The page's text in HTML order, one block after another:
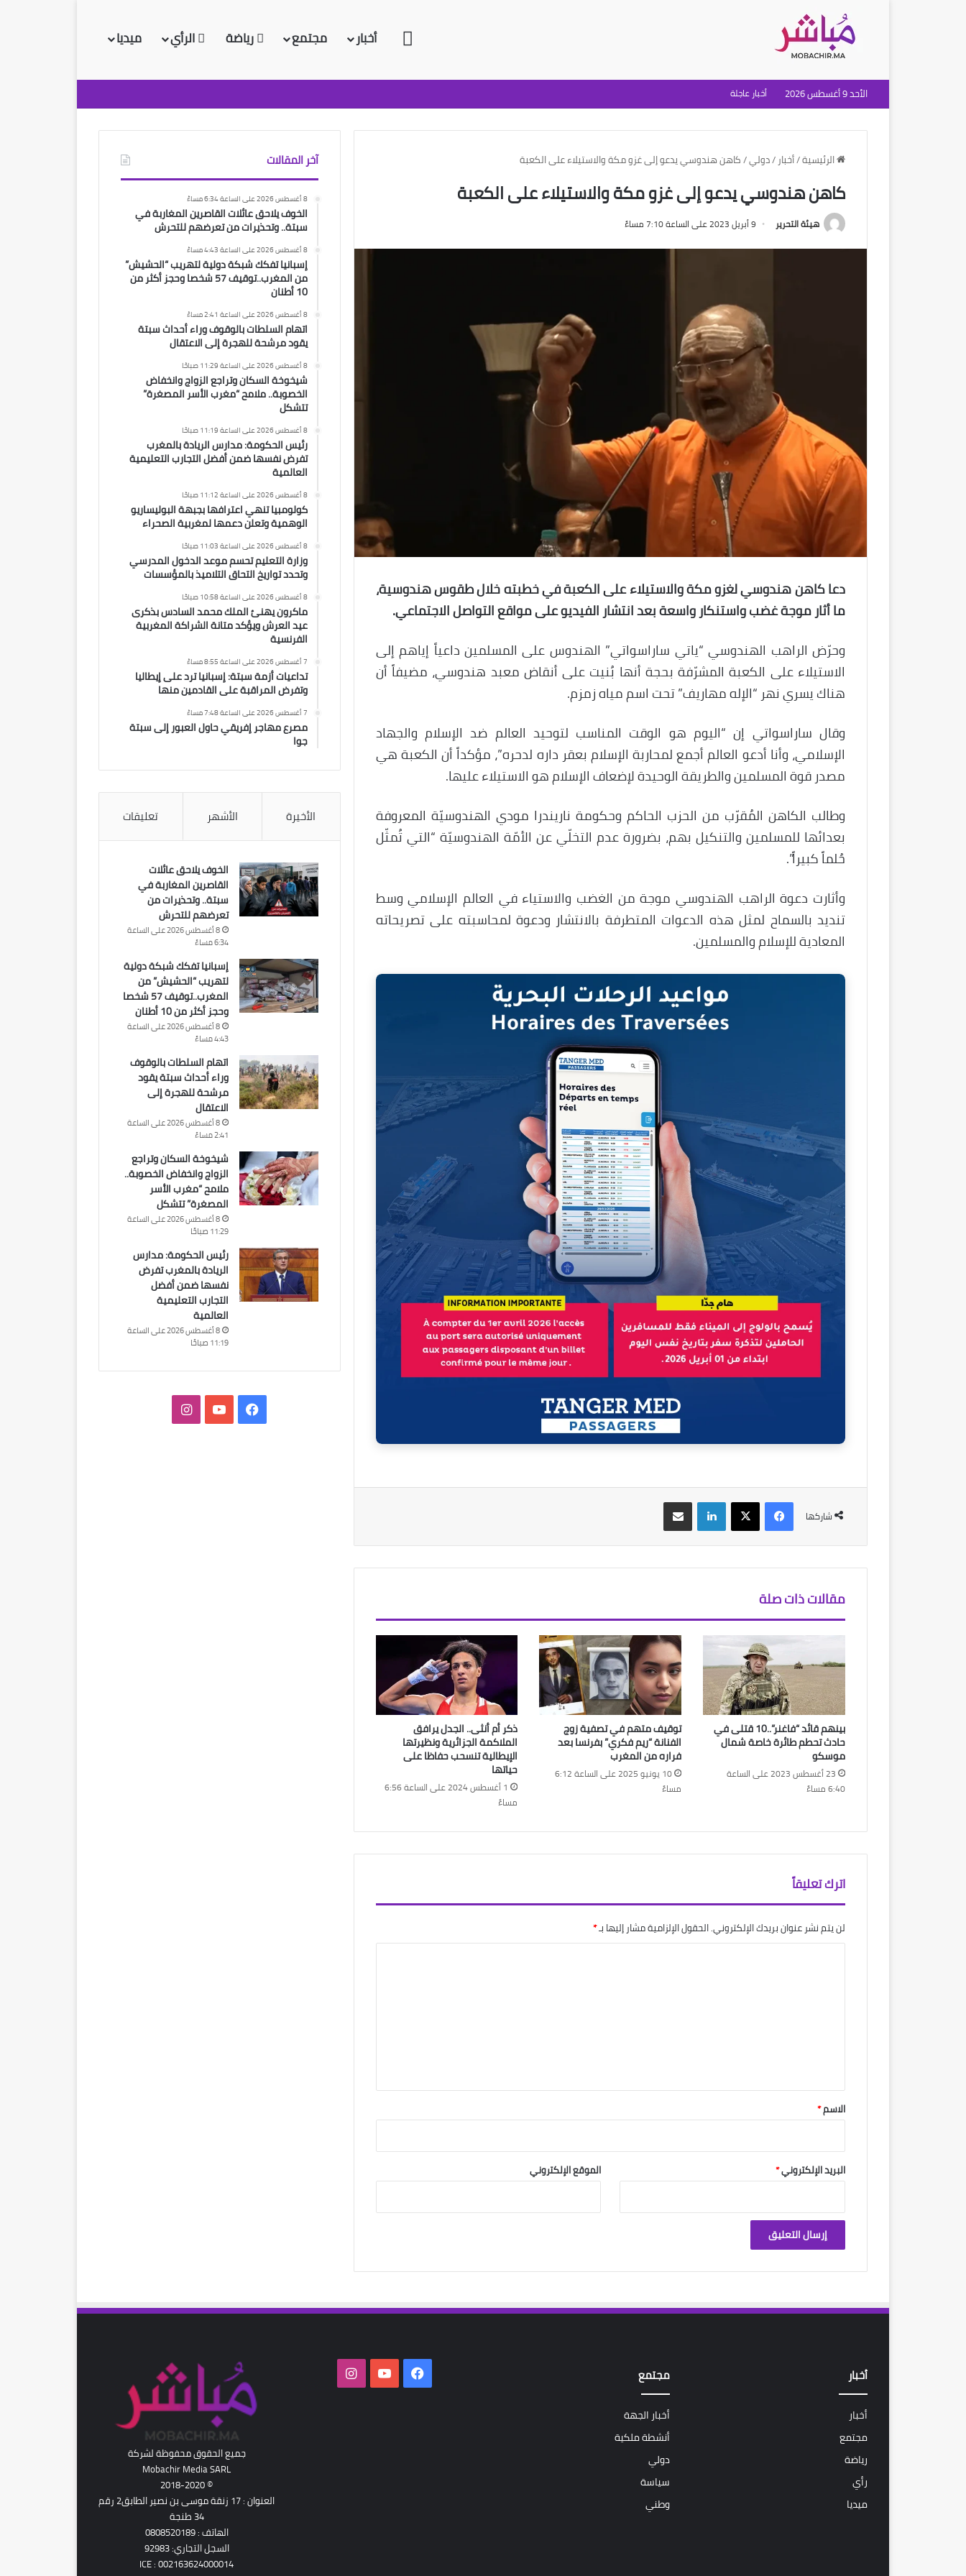
الرئيسية
أخبار مجتمع رياضة الرأي ميديا
الأحد 9 أغسطس 2026 أخبار عاجلة
الرئيسية/أخبار /دولي/كاهن هندوسي يدعو إلى غزو مكة والاستيلاء على الكعبة
كاهن هندوسي يدعو إلى غزو مكة والاستيلاء على الكعبة
هيئة التحرير 9 أبريل 2023 على الساعة 7:10 مساءً
دعا كاهن هندوسي لغزو مكة والاستيلاء على الكعبة في خطبته خلال طقوس هندوسية،
ما أثار موجة غضب واستنكار واسعة بعد انتشار الفيديو على مواقع التواصل الاجتماعي.
وحرّض الراهب الهندوسي “ياتي ساراسواتي” الهندوس على المسلمين داعياً إياهم إلى
الاستيلاء على الكعبة المشرّفة بحجة أنها بُنيت على أنقاض معبد هندوسي، مضيفاً أن
هناك يسري نهر “الإله مهاريف” تحت اسم مياه زمزم.
وقال ساراسواتي إن “اليوم هو الوقت المناسب لتوحيد العالم ضد الإسلام والجهاد
الإسلامي، وأنا أدعو العالم أجمع لمحاربة الإسلام بعقر داره لدحره”، مؤكداً أن الكعبة هي
مصدر قوة المسلمين والطريقة الوحيدة لإضعاف الإسلام هو الاستيلاء عليها.
وطالب الكاهن المُقرّب من الحزب الحاكم وحكومة ناريندرا مودي الهندوسيّة المعروفة
بعدائها للمسلمين والتنكيل بهم، بضرورة عدم التخلّي عن الأمّة الهندوسيّة “التي تُمثّل
حُلماً كبيراً”.
وأثارت دعوة الراهب الهندوسي موجة من الغضب والاستياء في العالم الإسلامي وسط
تنديد بالسماح لمثل هذه الدعوات المتطرفة بالانتشار ودعوة لمحاسبته على تصريحاته
المعادية للإسلام والمسلمين.
شاركها
فيسبوك‫X لينكدإن مشاركة عبر البريد
مقالات ذات صلة
بينهم قائد “فاغنر”..10 قتلى في
حادث تحطم طائرة خاصة شمال
موسكو
23 أغسطس 2023 على الساعة
6:40 مساءً
توقيف متهم في تصفية زوج
الفنانة “ريم فكري” بفرنسا بعد
فراره من المغرب
10 يونيو 2025 على الساعة 6:12
مساءً
ذكر أم أنثى.. الجدل يرافق
الملاكمة الجزائرية ونظيرتها
الإيطالية تنسحب حفاظا على
حياتها
1 أغسطس 2024 على الساعة 6:56
مساءً
اترك تعليقاً
لن يتم نشر عنوان بريدك الإلكتروني.الحقول الإلزامية مشار إليها بـ*
*
الاسم*
البريد الإلكتروني* الموقع الإلكتروني
آخر المقالات
8 أغسطس 2026 على الساعة 6:34 مساءً
الخوف يلاحق عائلات القاصرين المغاربة في
سبتة.. وتحذيرات من تعرضهم للتحرش
8 أغسطس 2026 على الساعة 4:43 مساءً
إسبانيا تفكك شبكة دولية لتهريب “الحشيش”
من المغرب..توقيف 57 شخصا وحجز أكثر من
10 أطنان
8 أغسطس 2026 على الساعة 2:41 مساءً
اتهام السلطات بالوقوف وراء أحداث سبتة
يقود مرشحة للهجرة إلى الاعتقال
8 أغسطس 2026 على الساعة 11:29 صباحًا
شيخوخة السكان وتراجع الزواج وانخفاض
الخصوبة.. ملامح “مغرب الأسر المصغرة”
تتشكل
8 أغسطس 2026 على الساعة 11:19 صباحًا
رئيس الحكومة: مدارس الريادة بالمغرب
تفرض نفسها ضمن أفضل التجارب التعليمية
العالمية
8 أغسطس 2026 على الساعة 11:12 صباحًا
كولومبيا تنهي اعترافها بجبهة البوليساريو
الوهمية وتعلن دعمها لمغربية الصحراء
8 أغسطس 2026 على الساعة 11:03 صباحًا
وزارة التعليم تحسم موعد الدخول المدرسي
وتحدد تواريخ التحاق التلاميذ بالمؤسسات
8 أغسطس 2026 على الساعة 10:58 صباحًا
ماكرون يهنئ الملك محمد السادس بذكرى
عيد العرش ويؤكد متانة الشراكة المغربية
الفرنسية
7 أغسطس 2026 على الساعة 8:55 مساءً
تداعيات أزمة سبتة: إسبانيا ترد على إيطاليا
وتفرض المراقبة على القادمين منها
7 أغسطس 2026 على الساعة 7:48 مساءً
مصرع مهاجر إفريقي حاول العبور إلى سبتة
جوا
الأخيرة الأشهر تعليقات
الخوف يلاحق عائلات
القاصرين المغاربة في
سبتة.. وتحذيرات من
تعرضهم للتحرش
8 أغسطس 2026 على الساعة
6:34 مساءً
إسبانيا تفكك شبكة دولية
لتهريب “الحشيش” من
المغرب..توقيف 57 شخصا
وحجز أكثر من 10 أطنان
8 أغسطس 2026 على الساعة
4:43 مساءً
اتهام السلطات بالوقوف
وراء أحداث سبتة يقود
مرشحة للهجرة إلى
الاعتقال
8 أغسطس 2026 على الساعة
2:41 مساءً
شيخوخة السكان وتراجع
الزواج وانخفاض الخصوبة..
ملامح “مغرب الأسر
المصغرة” تتشكل
8 أغسطس 2026 على الساعة
11:29 صباحًا
رئيس الحكومة: مدارس
الريادة بالمغرب تفرض
نفسها ضمن أفضل
التجارب التعليمية
العالمية
8 أغسطس 2026 على الساعة
11:19 صباحًا
فيسبوك‫YouTubeانستقرام
أخبار
أخبار
مجتمع
رياضة
رأي
ميديا
مجتمع
أخبار الجهة
أنشطة ملكية
دولي
سياسة
وطني
فيسبوك‫YouTubeانستقرام
جميع الحقوق محفوظة لشركة
Mobachir Media SARL
© 2018-2020
العنوان : 17 زنقة موسى بن نصير الطابق2 رقم
34 طنجة
الهاتف : 0808520189
السجل التجاري: 92983
ICE : 002163624000014